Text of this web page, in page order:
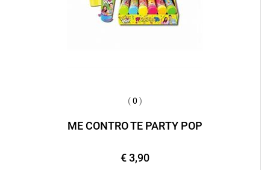
(0 )
ME CONTRO TE PARTY POP
€ 3,90